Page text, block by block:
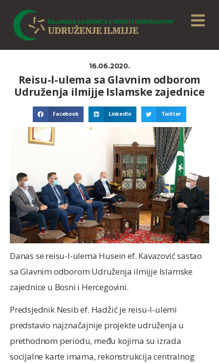
16.06.2020.
Reisu-l-ulema sa Glavnim odborom
Udruženja ilmijje Islamske zajednice
Facebook LinkedIn Twitter
Danas se reisu-l-ulema Husein ef. Kavazović sastao
sa Glavnim odborom Udruženja ilmijje Islamske
zajednice u Bosni i Hercegovini.
Predsjednik Nesib ef. Hadžić je reisu-l-ulemi
predstavio najznačajnije projekte udruženja u
prethodnom periodu, među kojima su izrada
socijalne karte imama, rekonstrukcija centralnog